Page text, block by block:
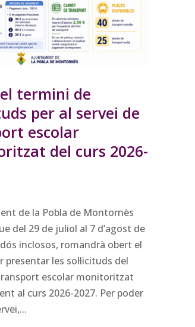
termini de
per al servei de
escolar
del curs 2026-
de la Pobla de Montornès
del 29 de juliol al 7 d’agost de
inclosos, romandrà obert el
presentar les sol·licituds del
escolar monitoritzat
al curs 2026-2027. Per poder